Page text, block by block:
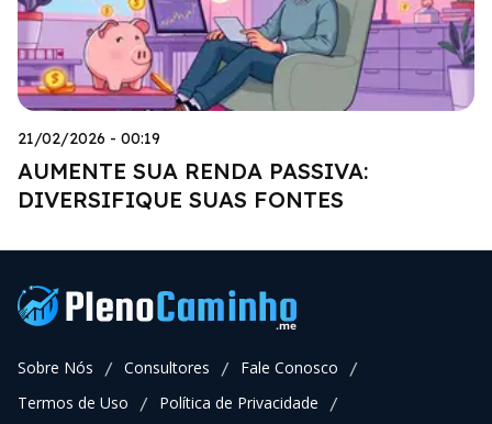
21/02/2026 - 00:19
AUMENTE SUA RENDA PASSIVA:
DIVERSIFIQUE SUAS FONTES
Sobre Nós / Consultores / Fale Conosco /
Termos de Uso / Política de Privacidade /